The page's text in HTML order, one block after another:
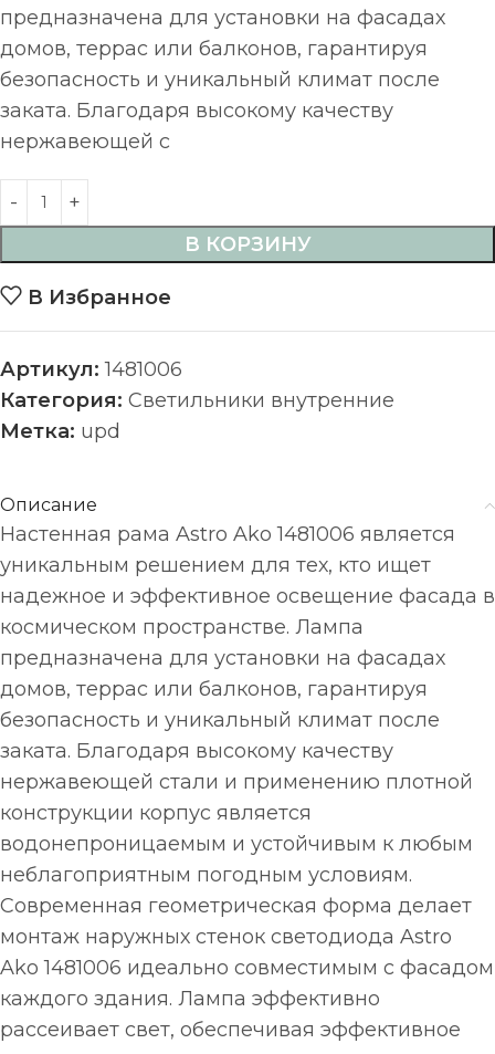
предназначена для установки на фасадах
домов, террас или балконов, гарантируя
безопасность и уникальный климат после
заката. Благодаря высокому качеству
нержавеющей с
В КОРЗИНУ
В Избранное
Артикул:1481006
Категория: Светильники внутренние
Метка: upd
Описание
Настенная рама Astro Ako 1481006 является
уникальным решением для тех, кто ищет
надежное и эффективное освещение фасада в
космическом пространстве. Лампа
предназначена для установки на фасадах
домов, террас или балконов, гарантируя
безопасность и уникальный климат после
заката. Благодаря высокому качеству
нержавеющей стали и применению плотной
конструкции корпус является
водонепроницаемым и устойчивым к любым
неблагоприятным погодным условиям.
Современная геометрическая форма делает
монтаж наружных стенок светодиода Astro
Ako 1481006 идеально совместимым с фасадом
каждого здания. Лампа эффективно
рассеивает свет, обеспечивая эффективное